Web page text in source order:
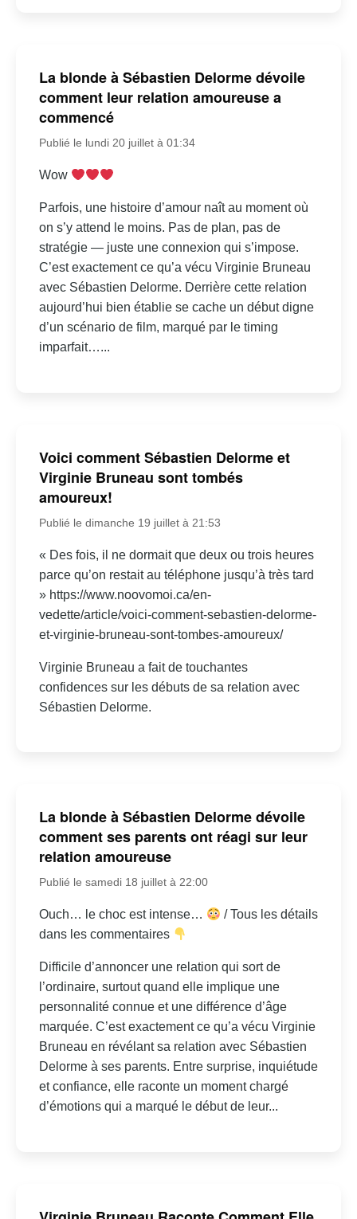
La blonde à Sébastien Delorme dévoile
comment leur relation amoureuse a
commencé
Publié le lundi 20 juillet à 01:34
Wow
Parfois, une histoire d’amour naît au moment où
on s’y attend le moins. Pas de plan, pas de
stratégie — juste une connexion qui s’impose.
C’est exactement ce qu’a vécu Virginie Bruneau
avec Sébastien Delorme. Derrière cette relation
aujourd’hui bien établie se cache un début digne
d’un scénario de film, marqué par le timing
imparfait…...
Voici comment Sébastien Delorme et
Virginie Bruneau sont tombés
amoureux!
Publié le dimanche 19 juillet à 21:53
« Des fois, il ne dormait que deux ou trois heures
parce qu’on restait au téléphone jusqu’à très tard
» https://www.noovomoi.ca/en-
vedette/article/voici-comment-sebastien-delorme-
et-virginie-bruneau-sont-tombes-amoureux/
Virginie Bruneau a fait de touchantes
confidences sur les débuts de sa relation avec
Sébastien Delorme.
La blonde à Sébastien Delorme dévoile
comment ses parents ont réagi sur leur
relation amoureuse
Publié le samedi 18 juillet à 22:00
Ouch… le choc est intense…
/ Tous les détails
dans les commentaires
Difficile d’annoncer une relation qui sort de
l’ordinaire, surtout quand elle implique une
personnalité connue et une différence d’âge
marquée. C’est exactement ce qu’a vécu Virginie
Bruneau en révélant sa relation avec Sébastien
Delorme à ses parents. Entre surprise, inquiétude
et confiance, elle raconte un moment chargé
d’émotions qui a marqué le début de leur...